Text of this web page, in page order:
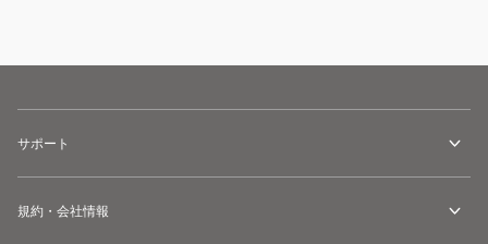
サポート
規約・会社情報